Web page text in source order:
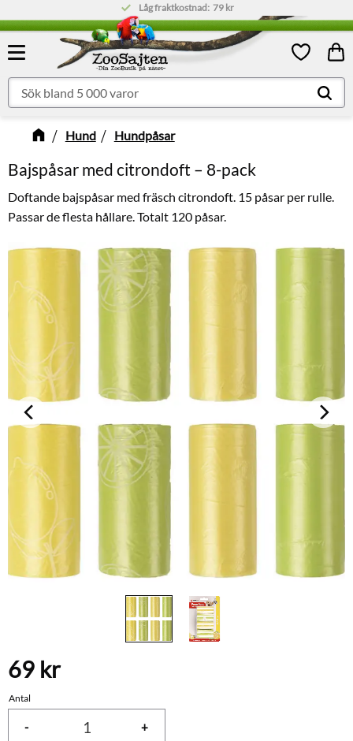
Meny
Låg fraktkostnad: 79 kr
Favoriter
Hund Hundpåsar
Bajspåsar med citrondoft – 8-pack
Doftande bajspåsar med fräsch citrondoft. 15 påsar per rulle.
Passar de flesta hållare. Totalt 120 påsar.
69 kr
Antal
+
-